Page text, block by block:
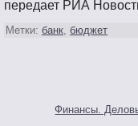
передает РИА
Метки: банк, бюджет
Финансы.